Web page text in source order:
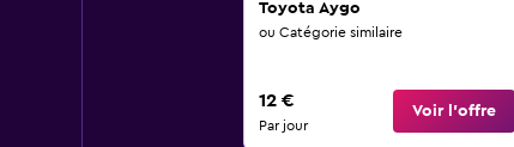
Toyota Aygo
ou Catégorie similaire
12 €
Par jour
Voir l’offre